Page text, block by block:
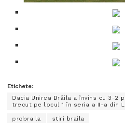
Etichete:
Dacia Unirea Brăila a învins cu 3-2
trecut pe locul 1 în seria a II-a din
probraila stiri braila